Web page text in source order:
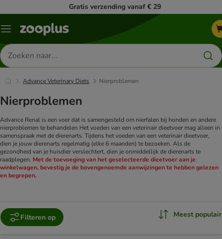
Gratis verzending vanaf € 29
Menu
Zoeken
naar
producten
Advance Veterinary Diets Nierproblemen
Nierproblemen
Advance Renal is een voer dat is samengesteld om nierfalen bij honden en andere
nierproblemen te behandelen Het voeden van een veterinair dieetvoer mag alleen in
samenspraak met de dierenarts. Tijdens het voeden van een veterinair dieetvoer,
dien je jouw dierenarts regelmatig (elke 6 maanden) te bezoeken. Als de
gezondheid van je huisdier verslechtert, dien je onmiddellijk de dierenarts te
raadplegen. Met de toevoeging van het geselecteerde dieetvoer aan je
winkelwagen, bevestig je de bovengenoemde aanwijzingen te hebben gelezen
en begrepen.
Filteren op Meest populair